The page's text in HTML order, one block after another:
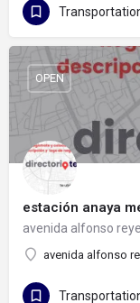
estación anaya
avenida alfonso
avenida alfonso
OPEN